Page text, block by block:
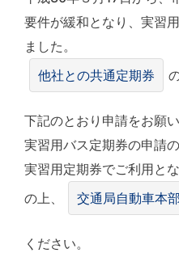
要件が緩和となり、実習
ました。
他社との共通定期券
下記のとおり申請をお願い
実習用バス定期券の申請
実習用定期券でご利用と
の上、
交通局自動車本
ください。